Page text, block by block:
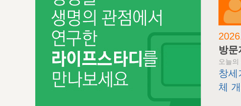
방문
오늘의
창세
체